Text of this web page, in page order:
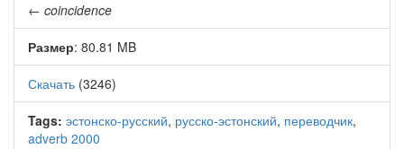
← coincidence
Размер: 80.81 MB
Скачать (3246)
Tags: эстонско-русский, русско-эстонский, переводчик,
adverb 2000